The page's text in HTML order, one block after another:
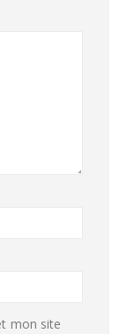
mon site